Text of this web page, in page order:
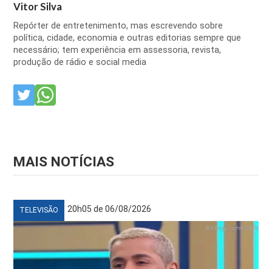
Vitor Silva
Repórter de entretenimento, mas escrevendo sobre
política, cidade, economia e outras editorias sempre que
necessário; tem experiência em assessoria, revista,
produção de rádio e social media
MAIS NOTÍCIAS
TELEVISÃO 20h05 de 06/08/2026